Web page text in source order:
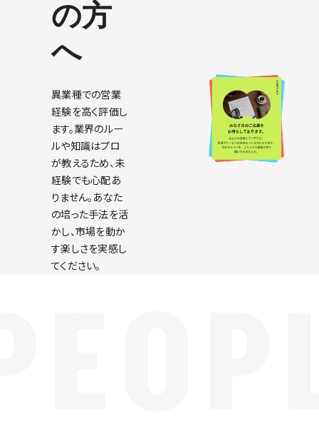
の方
へ
異業種での営業
経験を高く評価し
ます。業界のルー
ルや知識はプロ
が教えるため、未
経験でも心配あ
りません。あなた
の培った手法を活
かし、市場を動か
す楽しさを実感し
てください。